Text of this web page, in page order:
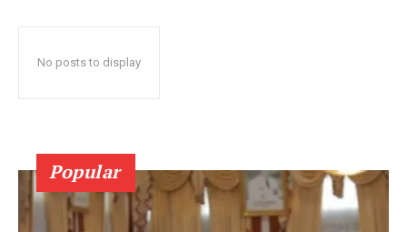
No posts to display
Popular